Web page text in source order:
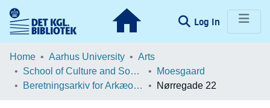
Log In (current)
Communities & Collections
Home Aarhus University
Arts
School of Culture and Society
Moesgaard
Beretningsarkiv for Arkæologiske Undersøgelser
Nørregade 22